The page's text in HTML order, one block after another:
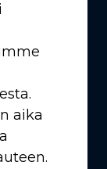
aika